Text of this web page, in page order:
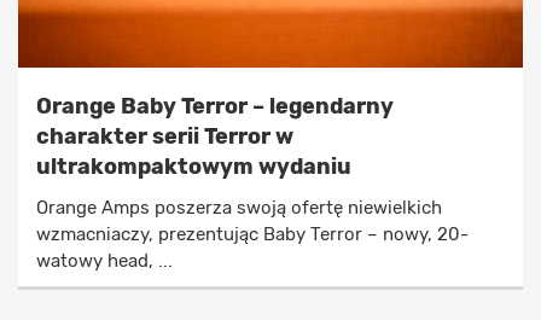
Orange Baby Terror – legendarny
charakter serii Terror w
ultrakompaktowym wydaniu
Orange Amps poszerza swoją ofertę niewielkich
wzmacniaczy, prezentując Baby Terror – nowy, 20-
watowy head, ...